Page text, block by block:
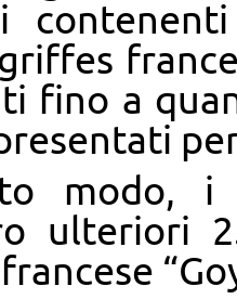
fino a
modo, i
ulteriori